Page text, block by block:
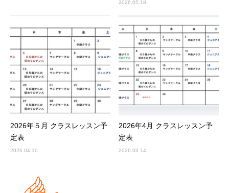
2026.05.18
2026年５月 クラスレッスン予
定表
2026.04.10
2026年4月 クラスレッスン予
定表
2026.03.14